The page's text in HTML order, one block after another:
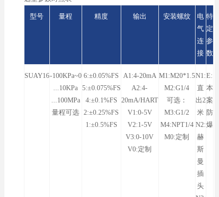
型号 量程 精度 输出 安装螺纹
电
气
连
接
特
定
参
数
SUAY16-100KPa~0
...10KPa
...100MPa
量程可选
6:±0.05%FS
5:±0.075%FS
4:±0.1%FS
2:±0.25%FS
1:±0.5%FS
A1:4-20mA
A2:4-
20mA/HART
V1:0-5V
V2:1-5V
V3:0-10V
V0:定制
M1:M20*1.5
M2:G1/4
可选：
M3:G1/2
M4:NPT1/4
M0:定制
N1:
直
出2
米
N2:
赫
斯
曼
插
头
E:
本
案
防
爆